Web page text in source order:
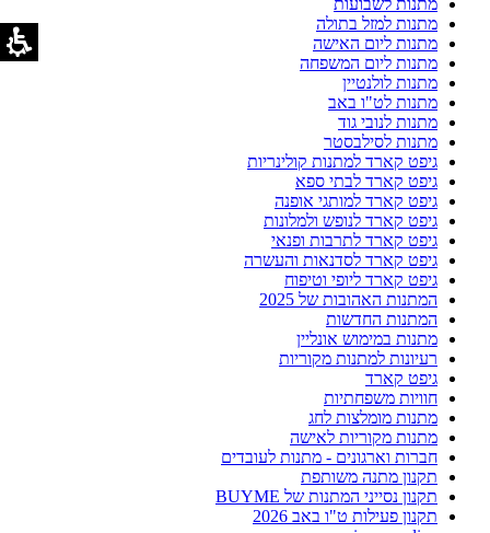
מתנות לשבועות
מתנות למזל בתולה
מתנות ליום האישה
מתנות ליום המשפחה
מתנות לולנטיין
מתנות לט"ו באב
מתנות לנובי גוד
מתנות לסילבסטר
גיפט קארד למתנות קולינריות
גיפט קארד לבתי ספא
גיפט קארד למותגי אופנה
גיפט קארד לנופש ולמלונות
גיפט קארד לתרבות ופנאי
גיפט קארד לסדנאות והעשרה
גיפט קארד ליופי וטיפוח
המתנות האהובות של 2025
המתנות החדשות
מתנות במימוש אונליין
רעיונות למתנות מקוריות
גיפט קארד
חוויות משפחתיות
מתנות מומלצות לחג
מתנות מקוריות לאישה
חברות וארגונים - מתנות לעובדים
תקנון מתנה משותפת
תקנון נסייני המתנות של BUYME
תקנון פעילות ט"ו באב 2026